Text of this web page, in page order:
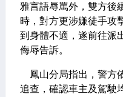
雅言語辱罵外，雙方後
時，對方更涉嫌徒手攻
到身體不適，遂前往派
侮辱告訴。
鳳山分局指出，警方
追查，確認車主及駕駛